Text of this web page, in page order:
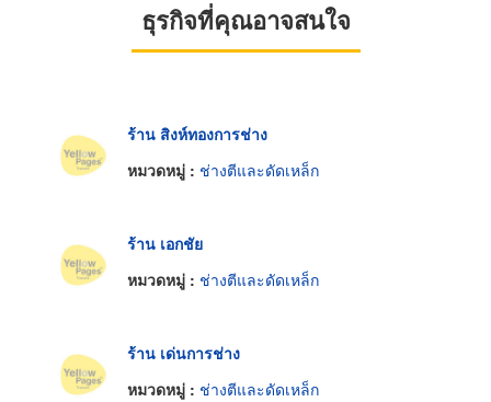
ธุรกิจที่คุณอาจสนใจ
ร้าน สิงห์ทองการช่าง
หมวดหมู่ : ช่างตีและดัดเหล็ก
ร้าน เอกชัย
หมวดหมู่ : ช่างตีและดัดเหล็ก
ร้าน เด่นการช่าง
หมวดหมู่ : ช่างตีและดัดเหล็ก